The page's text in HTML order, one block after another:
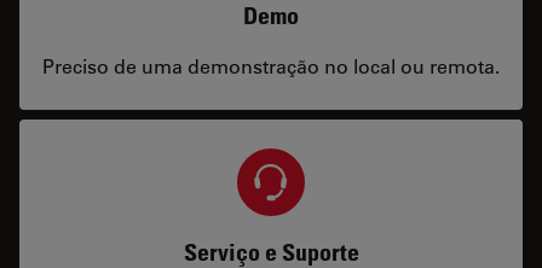
Demo
Preciso de uma demonstração no local ou remota.
Serviço e Suporte